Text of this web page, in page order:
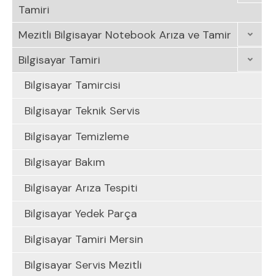
Tamiri
Mezitli Bilgisayar Notebook Arıza ve Tamir
Bilgisayar Tamiri
Bilgisayar Tamircisi
Bilgisayar Teknik Servis
Bilgisayar Temizleme
Bilgisayar Bakım
Bilgisayar Arıza Tespiti
Bilgisayar Yedek Parça
Bilgisayar Tamiri Mersin
Bilgisayar Servis Mezitli